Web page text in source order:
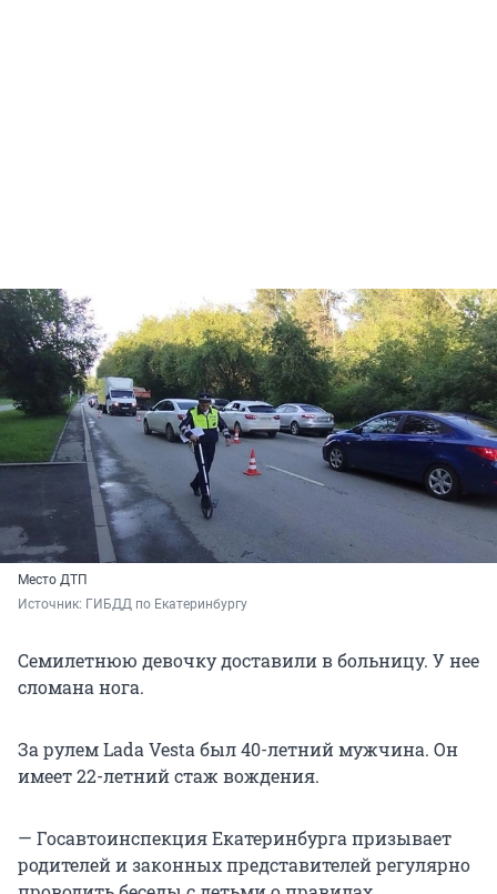
Место ДТП
Источник: ГИБДД по Екатеринбургу
Семилетнюю девочку доставили в больницу. У нее
сломана нога.
За рулем Lada Vesta был 40-летний мужчина. Он
имеет 22-летний стаж вождения.
— Госавтоинспекция Екатеринбурга призывает
родителей и законных представителей регулярно